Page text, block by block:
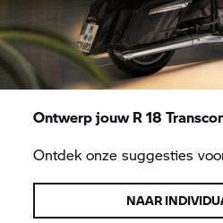
Ontwerp jouwR 18
Ontdek onze suggesties
NAAR